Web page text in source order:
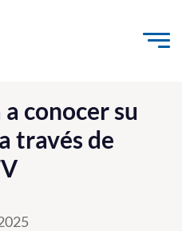
conocer su
través de